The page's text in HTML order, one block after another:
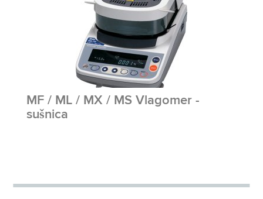
MF / ML / MX / MS Vlagomer -
sušnica